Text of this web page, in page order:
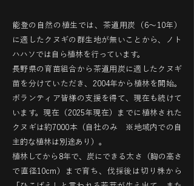
能登の自然の植生では、茶道用炭（6〜10年）
に適したクヌギの群生地が無いことから、ノト
ハハソでは自ら植林を行っています。
長野県の育苗組合から茶道用炭に適したクヌギ
苗を分けていただき、2004年から植林を開始。
ボランティア皆様の支援を得て、現在も続けて
います。現在（2025年現在）までに植林された
クヌギは約7000本（自社のみ ※地域内での自
主的な植林は別途あり）。
植林してから8年で、炭にできる太さ（胸の高さ
で直径10cm）まで育ち、伐採後は切り株から